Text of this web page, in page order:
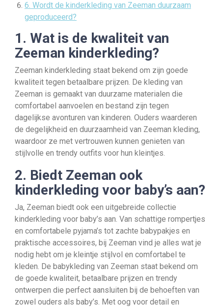
6. Wordt de kinderkleding van Zeeman duurzaam
geproduceerd?
1. Wat is de kwaliteit van
Zeeman kinderkleding?
Zeeman kinderkleding staat bekend om zijn goede
kwaliteit tegen betaalbare prijzen. De kleding van
Zeeman is gemaakt van duurzame materialen die
comfortabel aanvoelen en bestand zijn tegen
dagelijkse avonturen van kinderen. Ouders waarderen
de degelijkheid en duurzaamheid van Zeeman kleding,
waardoor ze met vertrouwen kunnen genieten van
stijlvolle en trendy outfits voor hun kleintjes.
2. Biedt Zeeman ook
kinderkleding voor baby’s aan?
Ja, Zeeman biedt ook een uitgebreide collectie
kinderkleding voor baby’s aan. Van schattige rompertjes
en comfortabele pyjama’s tot zachte babypakjes en
praktische accessoires, bij Zeeman vind je alles wat je
nodig hebt om je kleintje stijlvol en comfortabel te
kleden. De babykleding van Zeeman staat bekend om
de goede kwaliteit, betaalbare prijzen en trendy
ontwerpen die perfect aansluiten bij de behoeften van
zowel ouders als baby’s. Met oog voor detail en